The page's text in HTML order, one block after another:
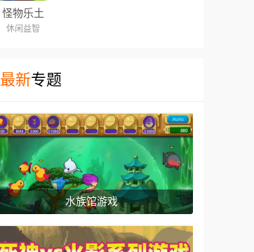
怪物乐土
休闲益智
最新专题
水族馆游戏